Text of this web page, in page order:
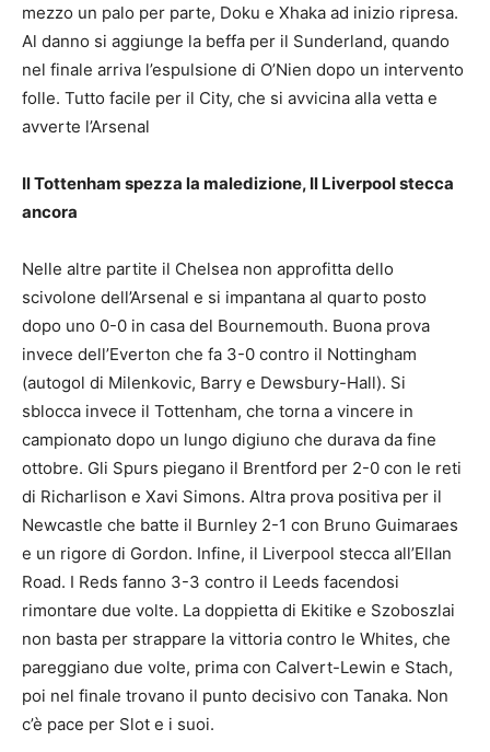
mezzo un palo per parte, Doku e Xhaka ad inizio ripresa.
Al danno si aggiunge la beffa per il Sunderland, quando
nel finale arriva l’espulsione di O’Nien dopo un intervento
folle. Tutto facile per il City, che si avvicina alla vetta e
avverte l’Arsenal
Il Tottenham spezza la maledizione, Il Liverpool stecca
ancora
Nelle altre partite il Chelsea non approfitta dello
scivolone dell’Arsenal e si impantana al quarto posto
dopo uno 0-0 in casa del Bournemouth. Buona prova
invece dell’Everton che fa 3-0 contro il Nottingham
(autogol di Milenkovic, Barry e Dewsbury-Hall). Si
sblocca invece il Tottenham, che torna a vincere in
campionato dopo un lungo digiuno che durava da fine
ottobre. Gli Spurs piegano il Brentford per 2-0 con le reti
di Richarlison e Xavi Simons. Altra prova positiva per il
Newcastle che batte il Burnley 2-1 con Bruno Guimaraes
e un rigore di Gordon. Infine, il Liverpool stecca all’Ellan
Road. I Reds fanno 3-3 contro il Leeds facendosi
rimontare due volte. La doppietta di Ekitike e Szoboszlai
non basta per strappare la vittoria contro le Whites, che
pareggiano due volte, prima con Calvert-Lewin e Stach,
poi nel finale trovano il punto decisivo con Tanaka. Non
c’è pace per Slot e i suoi.